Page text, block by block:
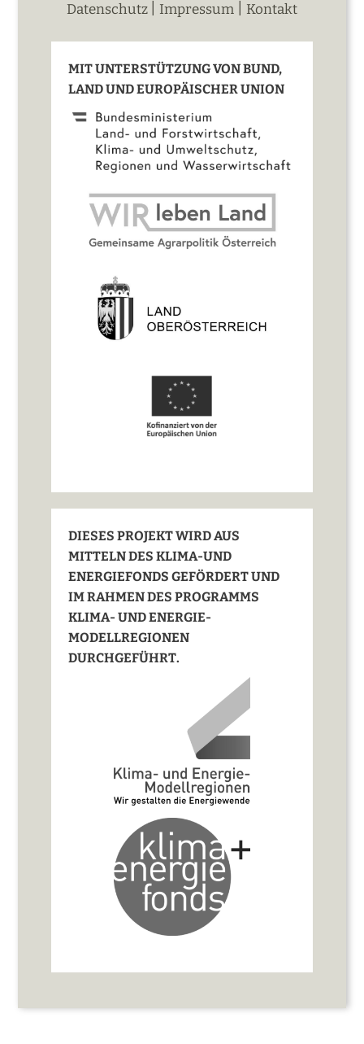
Datenschutz Impressum Kontakt
MIT UNTERSTÜTZUNG VON BUND,
LAND UND EUROPÄISCHER UNION
DIESES PROJEKT WIRD AUS
MITTELN DES KLIMA-UND
ENERGIEFONDS GEFÖRDERT UND
IM RAHMEN DES PROGRAMMS
KLIMA- UND ENERGIE-
MODELLREGIONEN
DURCHGEFÜHRT.